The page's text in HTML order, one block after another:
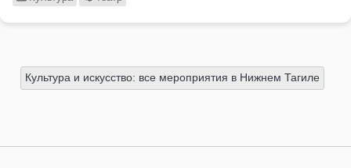
Культура и искусство: все мероприятия в Нижнем Тагиле